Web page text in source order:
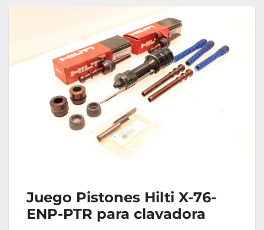
Juego Pistones Hilti X-76-
ENP-PTR para clavadora